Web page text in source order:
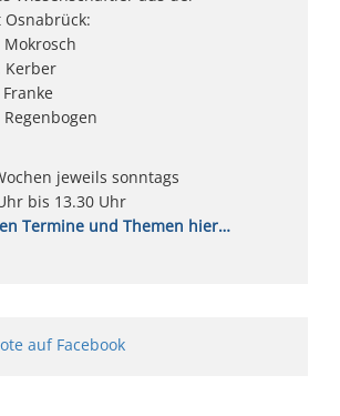
Mokrosch
Kerber
jeweils sonntags
bis 13.30 Uhr
Termine und Themen hier…
auf Facebook